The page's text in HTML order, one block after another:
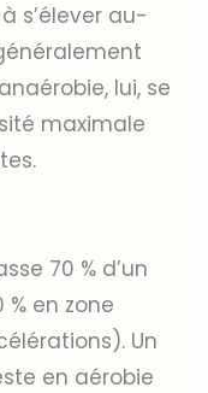
s’élever au-
lui, se
maximale
70 % d’un
en zone
Un
en aérobie